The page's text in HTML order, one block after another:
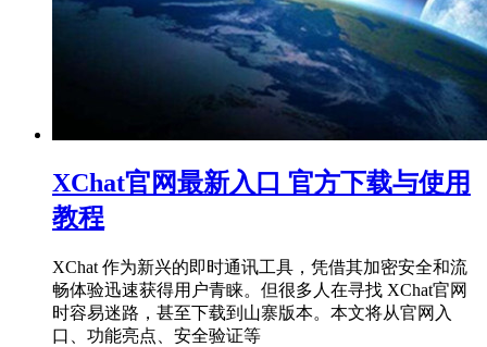
XChat官网最新入口 官方下载与使用
教程
XChat 作为新兴的即时通讯工具，凭借其加密安全和流
畅体验迅速获得用户青睐。但很多人在寻找 XChat官网
时容易迷路，甚至下载到山寨版本。本文将从官网入
口、功能亮点、安全验证等